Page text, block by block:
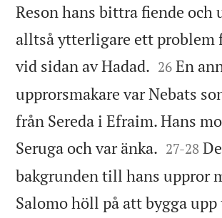
Reson hans bittra fiende och
alltså ytterligare ett problem
vid sidan av Hadad. 

26 En
upprorsmakare var Nebats
från Sereda i Efraim. Hans
Seruga och var änka. 

27-28
bakgrunden till hans uppror
Salomo höll på att bygga upp